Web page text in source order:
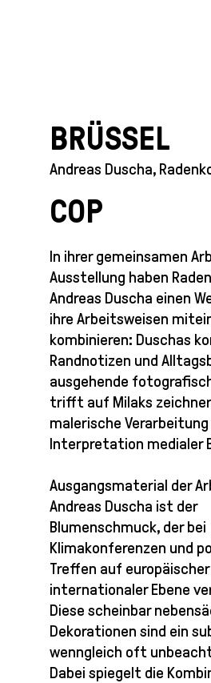
BRÜSSEL
Andreas Duscha,
COP
In ihrer gemeinsamen
Ausstellung haben
Andreas Duscha einen
ihre Arbeitsweisen
kombinieren: Duschas
Randnotizen und
ausgehende
trifft auf Milaks
malerische Verarbeitung
Interpretation medialer
Ausgangsmaterial der
Andreas Duscha ist der
Blumenschmuck, der bei
Klimakonferenzen und
Treffen auf
internationaler Ebene
Diese scheinbar
Dekorationen sind ein
wenngleich oft
Dabei spiegelt die